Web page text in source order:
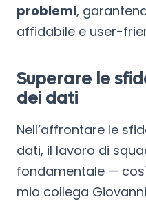
problemi,
affidabile e user-
Superare le
dei dati
Nell’affrontare le
dati, il lavoro di
fondamentale —
mio collega